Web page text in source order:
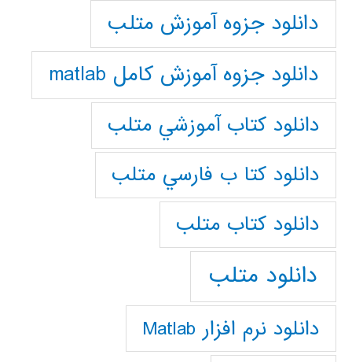
دانلود جزوه آموزش متلب
دانلود جزوه آموزش کامل matlab
دانلود كتاب آموزشي متلب
دانلود كتا ب فارسي متلب
دانلود كتاب متلب
دانلود متلب
دانلود نرم افزار Matlab